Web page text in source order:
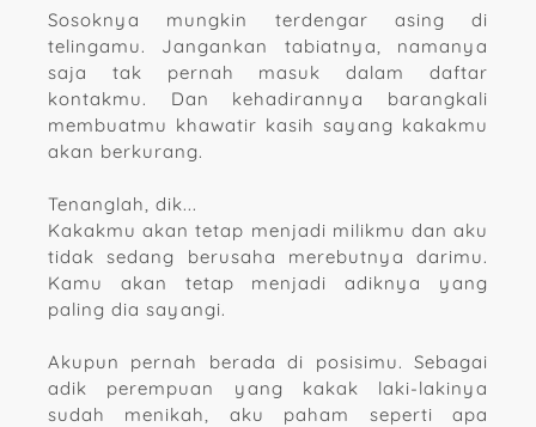
Sosoknya mungkin terdengar asing di
telingamu. Jangankan tabiatnya, namanya
saja tak pernah masuk dalam daftar
kontakmu. Dan kehadirannya barangkali
membuatmu khawatir kasih sayang kakakmu
akan berkurang.
Tenanglah, dik...
Kakakmu akan tetap menjadi milikmu dan aku
tidak sedang berusaha merebutnya darimu.
Kamu akan tetap menjadi adiknya yang
paling dia sayangi.
Akupun pernah berada di posisimu. Sebagai
adik perempuan yang kakak laki-lakinya
sudah menikah, aku paham seperti apa